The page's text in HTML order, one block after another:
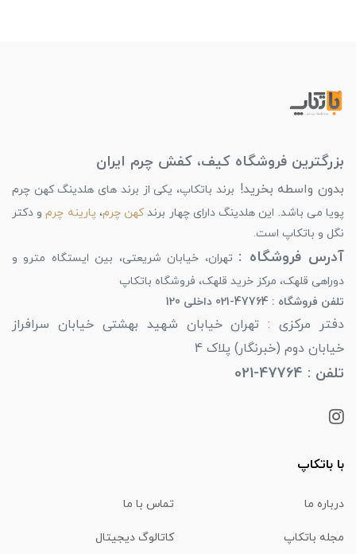
بزرگترین فروشگاه کیف، کفش چرم ایران
بدون واسطه بخرید! برند باتکاپ، یکی از برند های هلدینگ کهن چرم
پویا می باشد. این هلدینگ دارای چهار برندکهن چرم، پارینه چرمو دکتر
نگل و باتکاپ است.
آدرس فروشگاه : تهران، خیابان شریعتی، بین ایستگاه مترو و
دوراهی قلهک، مرکز خرید قلهک، فروشگاه باتکاپ
تلفن فروشگاه : 47764-021 داخلی 120
دفتر مرکزی : تهران خیابان شهید بهشتی خیابان سرافراز
خیابان دوم (خبرنگار) پلاک 4
تلفن : 47764-021
با باتکاپ
درباره ما تماس با ما
مجله باتکاپ کاتالوگ دیجیتال